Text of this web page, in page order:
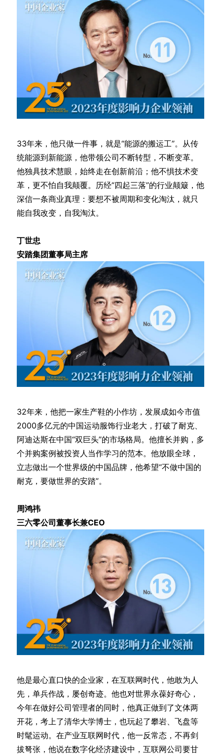
33年来，他只做一件事，就是“能源的搬运工”。从传
统能源到新能源，他带领公司不断转型，不断变革。
他独具技术慧眼，始终走在创新前沿；他不惧技术变
革，更不怕自我颠覆。历经“四起三落”的行业颠簸，他
深信一条商业真理：要想不被周期和变化淘汰，就只
能自我改变，自我淘汰。
丁世忠
安踏集团董事局主席
32年来，他把一家生产鞋的小作坊，发展成如今市值
2000多亿元的中国运动服饰行业老大，打破了耐克、
阿迪达斯在中国“双巨头”的市场格局。他擅长并购，多
个并购案例被投资人当作学习的范本。他放眼全球，
立志做出一个世界级的中国品牌，他希望“不做中国的
耐克，要做世界的安踏”。
周鸿祎
三六零公司董事长兼CEO
他是最心直口快的企业家，在互联网时代，他敢为人
先，单兵作战，屡创奇迹。他也对世界永葆好奇心，
今年在做好公司管理者的同时，他真正做到了文体两
开花，考上了清华大学博士，也玩起了攀岩、飞盘等
时髦运动。在产业互联网时代，他一反常态，不再剑
拔弩张，他说在数字化经济建设中，互联网公司要甘